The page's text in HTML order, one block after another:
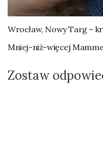
Wrocław, Nowy Targ –
Mniej-niż-więcej
Zostaw